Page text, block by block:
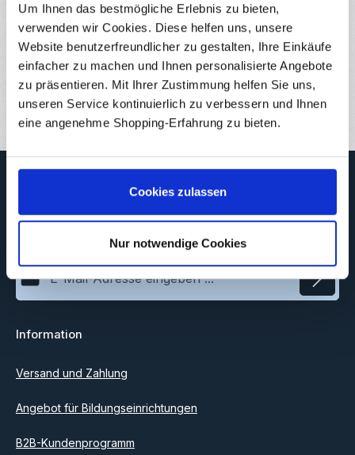
Um Ihnen das bestmögliche Erlebnis zu bieten,
verwenden wir Cookies. Diese helfen uns, unsere
Website benutzerfreundlicher zu gestalten, Ihre Einkäufe
einfacher zu machen und Ihnen personalisierte Angebote
zu präsentieren. Mit Ihrer Zustimmung helfen Sie uns,
unseren Service kontinuierlich zu verbessern und Ihnen
eine angenehme Shopping-Erfahrung zu bieten.
Cookies zulassen
Nur notwendige Cookies
für 3D-Drucker.…Mehr
Eigenschaften
Downloads
Bewertungen
Newsletter
Newsletter, um rechtzeitig über neue Produkte und Angebote
E-Mail-Adresse*
Ich habe dieDatenschutzbestimmungen
einverstanden.
Information
Versand und Zahlung
Angebot für Bildungseinrichtungen
B2B-Kundenprogramm